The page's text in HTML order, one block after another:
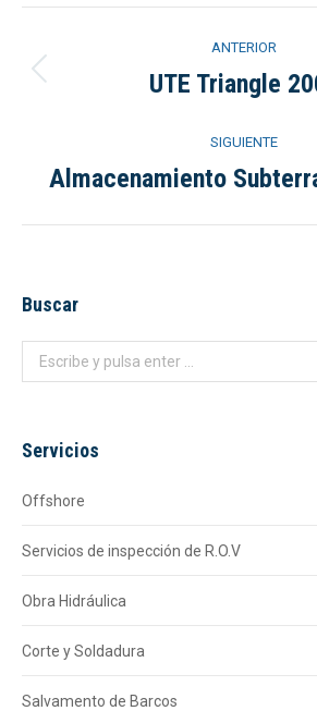
Navegación
entre
álbumes
ANTERIOR
Álbum
UTE Triangle
SIGUIENTE
Álbum
Almacenamiento
Buscar
Buscar:
Servicios
Offshore
Servicios de inspección de R.O.V
Obra Hidráulica
Corte y Soldadura
Salvamento de Barcos